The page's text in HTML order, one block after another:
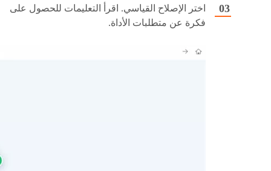
اختر الإصلاح القياسي. اقرأ التعليمات للحصول على
فكرة عن متطلبات الأداة.